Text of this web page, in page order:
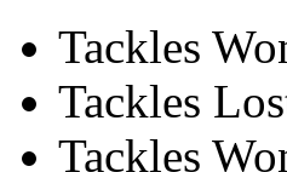
Tackles
Tackles
Tackles